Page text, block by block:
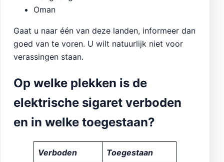
Oman
Gaat u naar één van deze landen, informeer dan
goed van te voren. U wilt natuurlijk niet voor
verassingen staan.
Op welke plekken is de
elektrische sigaret verboden
en in welke toegestaan?
Verboden Toegestaan